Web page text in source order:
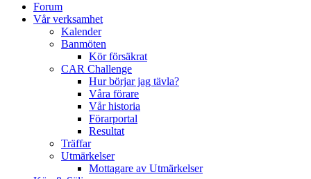
Forum
Vår verksamhet
Kalender
Banmöten
Kör försäkrat
CAR Challenge
Hur börjar jag tävla?
Våra förare
Vår historia
Förarportal
Resultat
Träffar
Utmärkelser
Mottagare av Utmärkelser